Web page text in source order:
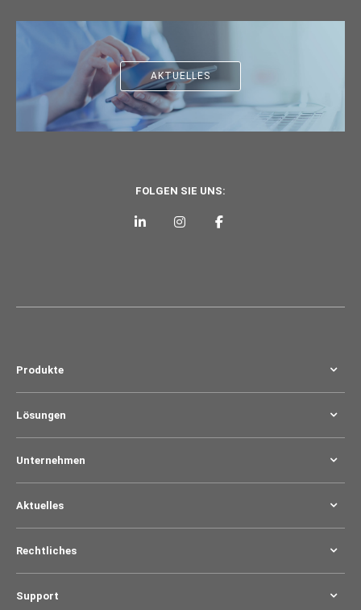
AKTUELLES
FOLGEN SIE UNS:
Produkte
Lösungen
Unternehmen
Aktuelles
Rechtliches
Support